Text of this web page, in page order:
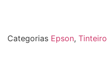
Categorias Epson,